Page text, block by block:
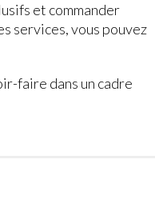
et commander
services, vous pouvez
faire dans un cadre